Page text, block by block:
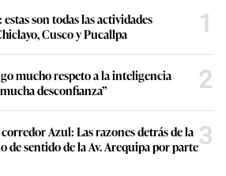
son todas las actividades
Cusco y Pucallpa
1
mucho respeto a la inteligencia
desconfianza”
2
Azul: Las razones detrás de la
de sentido de la Av. Arequipa por parte3